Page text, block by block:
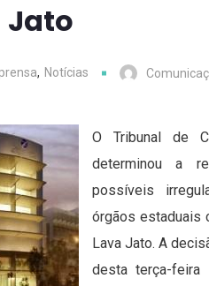
Jato
, Notícias
O Tribunal de
determinou a
possíveis
órgãos estaduais
Lava Jato. A
desta terça-